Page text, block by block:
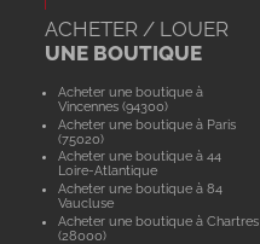
ACHETER / LOUER
UNE BOUTIQUE
Acheter une boutique à
Vincennes (94300)
Acheter une boutique à Paris
(75020)
Acheter une boutique à 44
Loire-Atlantique
Acheter une boutique à 84
Vaucluse
Acheter une boutique à Chartres
(28000)